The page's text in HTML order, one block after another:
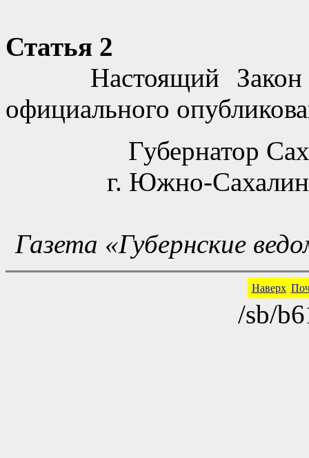
Статья 2
Настоящий Закон
официального
Губернатор
г. Южно-
Газета «Губернские
Наверх
/sb/